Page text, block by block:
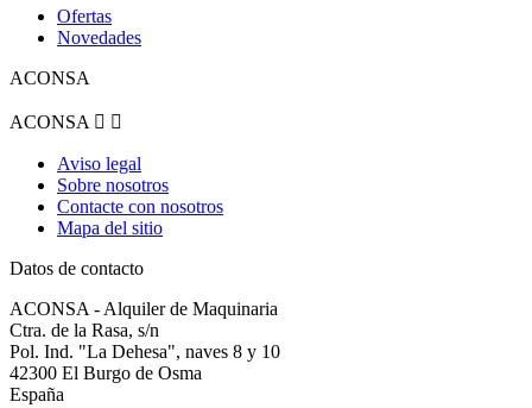
Ofertas
Novedades
ACONSA
ACONSA  
Aviso legal
Sobre nosotros
Contacte con nosotros
Mapa del sitio
Datos de contacto
ACONSA - Alquiler de Maquinaria
Ctra. de la Rasa, s/n
Pol. Ind. "La Dehesa", naves 8 y 10
42300 El Burgo de Osma
España